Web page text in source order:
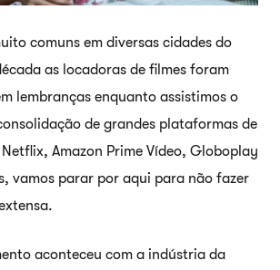
comuns em diversas cidades do
as locadoras de filmes foram
lembranças enquanto assistimos o
de grandes plataformas de
Amazon Prime Vídeo, Globoplay
vamos parar por aqui para não fazer
aconteceu com a indústria da